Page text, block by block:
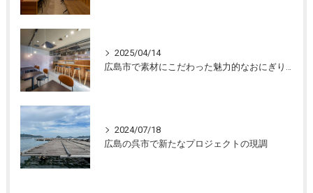
2025/04/14
広島市で素材にこだわった魅力的なおにぎり屋さんの設計。店舗設計、店舗デザインはasazu design office
2024/07/18
広島の呉市で新たなプロジェクトの現調